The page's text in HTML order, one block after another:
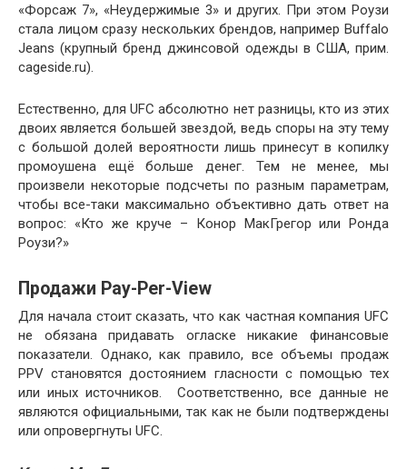
«Форсаж 7», «Неудержимые 3» и других. При этом Роузи
стала лицом сразу нескольких брендов, например Buffalo
Jeans (крупный бренд джинсовой одежды в США, прим.
cageside.ru).
Естественно, для UFC абсолютно нет разницы, кто из этих
двоих является большей звездой, ведь споры на эту тему
с большой долей вероятности лишь принесут в копилку
промоушена ещё больше денег. Тем не менее, мы
произвели некоторые подсчеты по разным параметрам,
чтобы все-таки максимально объективно дать ответ на
вопрос: «Кто же круче – Конор МакГрегор или Ронда
Роузи?»
Продажи Pay-Per-View
Для начала стоит сказать, что как частная компания UFC
не обязана придавать огласке никакие финансовые
показатели. Однако, как правило, все объемы продаж
PPV становятся достоянием гласности с помощью тех
или иных источников. Соответственно, все данные не
являются официальными, так как не были подтверждены
или опровергнуты UFC.